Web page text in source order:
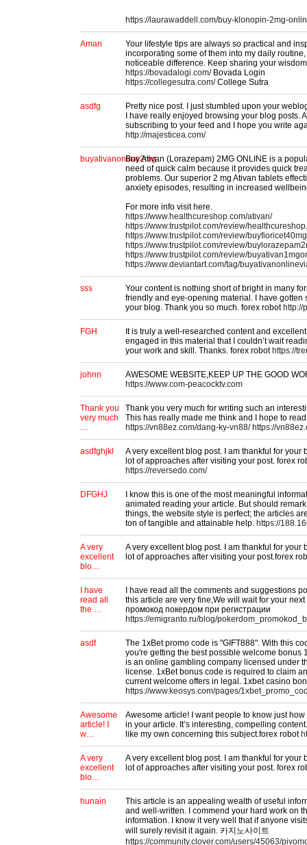
https://laurawaddell.com/buy-klonopin-2mg-
Aman
Your lifestyle tips are always so practical and
incorporating some of them into my daily
noticeable difference. Keep sharing your
https://bovadalogi.com/Bovada Login
https://collegesutra.com/College Sutra
asdfg
Pretty nice post. I just stumbled upon your
I have really enjoyed browsing your blog posts.
subscribing to your feed and I hope you write
http://majesticea.com/
buyativanonline2mgBuy Ativan (Lorazepam) 2MG ONLINE is a
need of quick calm because it provides quick
problems. Our superior 2 mg Ativan tablets
anxiety episodes, resulting in increased
For more info visit here.
https://www.healthcureshop.com/ativan/
https://www.trustpilot.com/review/
https://www.trustpilot.com/review/
https://www.trustpilot.com/review/
https://www.trustpilot.com/review/
https://www.deviantart.com/tag/
sss
Your content is nothing short of bright in many
friendly and eye-opening material. I have gotten
your blog. Thank you so much. forex robot http://
FGH
It is truly a well-researched content and
engaged in this material that I couldn’t wait
your work and skill. Thanks. forex robot https://
johnn
AWESOME WEBSITE,KEEP UP THE GOOD
https://www.com-peacocktv.com
Thank you
very much
…
Thank you very much for writing such an
This has really made me think and I hope to
https://vn88ez.com/dang-ky-vn88/ https://
asdfghjkl
A very excellent blog post. I am thankful for your
lot of approaches after visiting your post. forex
https://reversedo.com/
DFGHJ
I know this is one of the most meaningful
animated reading your article. But should
things, the website style is perfect; the articles
ton of tangible and attainable help. https://
A very
excellent
blo…
A very excellent blog post. I am thankful for your
lot of approaches after visiting your post.forex
I have
read all
the …
I have read all the comments and suggestions
this article are very fine,We will wait for your
промокод покердом при регистрации
https://emigranto.ru/blog/
asdf
The 1xBet promo code is "GIFT888". With this
you're getting the best possible welcome bonus
is an online gambling company licensed under
license. 1xBet bonus code is required to claim
current welcome offers in legal. 1xbet casino
https://www.keosys.com/pages/
Awesome
article! I
w…
Awesome article! I want people to know just
in your article. It’s interesting, compelling
like my own concerning this subject.forex robot
A very
excellent
blo…
A very excellent blog post. I am thankful for your
lot of approaches after visiting your post. forex
hunain
This article is an appealing wealth of useful
and well-written. I commend your hard work on
information. I know it very well that if anyone
will surely revisit it again. 카지노사이트
https://community.clover.com/users/45063/